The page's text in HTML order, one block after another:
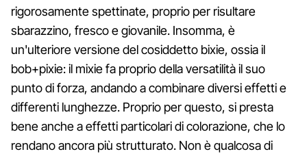
rigorosamente spettinate, proprio per risultare
sbarazzino, fresco e giovanile. Insomma, è
un'ulteriore versione del cosiddetto bixie, ossia il
bob+pixie: il mixie fa proprio della versatilità il suo
punto di forza, andando a combinare diversi effetti e
differenti lunghezze. Proprio per questo, si presta
bene anche a effetti particolari di colorazione, che lo
rendano ancora più strutturato. Non è qualcosa di